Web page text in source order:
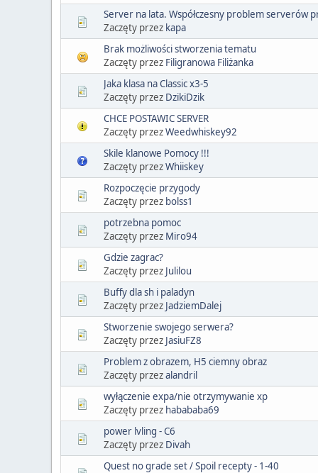
Server na lata. Współczesny problem serverów
Zaczęty przez kapa
Brak możliwości stworzenia tematu
Zaczęty przez Filigranowa Filiżanka
Jaka klasa na Classic x3-5
Zaczęty przez DzikiDzik
CHCE POSTAWIC SERVER
Zaczęty przezWeedwhiskey92
Skile klanowe Pomocy !!!
Zaczęty przezWhiiskey
Rozpoczęcie przygody
Zaczęty przez bolss1
potrzebna pomoc
Zaczęty przez Miro94
Gdzie zagrac?
Zaczęty przez Julilou
Buffy dla sh i paladyn
Zaczęty przez JadziemDalej
Stworzenie swojego serwera?
Zaczęty przez JasiuFZ8
Problem z obrazem, H5 ciemny obraz
Zaczęty przezalandril
wyłączenie expa/nie otrzymywanie xp
Zaczęty przez habababa69
power lvling - C6
Zaczęty przez Divah
Quest no grade set / Spoil recepty - 1-40